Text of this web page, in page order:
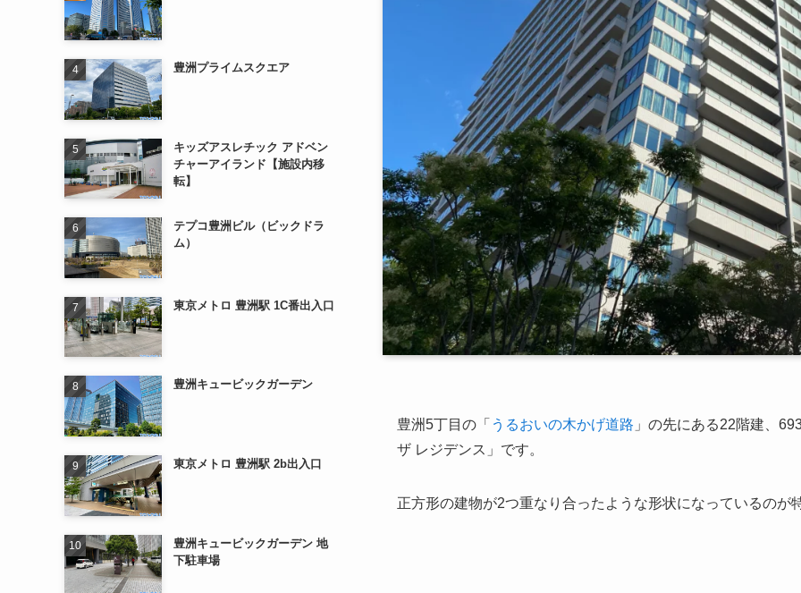
豊洲5丁目の「 うるおいの木かげ道路 」の先にある22階建、
ザ レジデンス」です。
正方形の建物が2つ重なり合ったような形状になっているのが
豊洲プライムスクエア
キッズアスレチック アドベン
チャーアイランド【施設内移
転】
テプコ豊洲ビル（ビックドラ
ム）
東京メトロ 豊洲駅 1C番出入口
豊洲キュービックガーデン
東京メトロ 豊洲駅 2b出入口
豊洲キュービックガーデン 地
下駐車場